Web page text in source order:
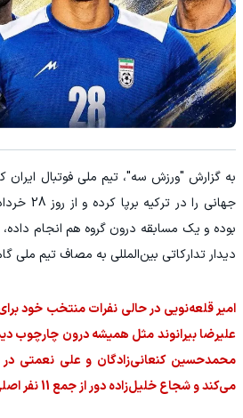
به گزارش "ورزش سه"، تیم ملی فوتبال ایران
جهانی را
دیدار تدارکاتی بین‌المللی به مصاف تیم ملی
امیر قلعه‌نویی در حالی نفرات منتخب خود برای
علیرضا بیرانوند مثل همیشه درون چارچوب
محمدحسین کنعانی‌زادگان و علی نعمتی
می‌کند و شجاع خلیل‌زاده دور از جمع 11 نفر اصلی است.